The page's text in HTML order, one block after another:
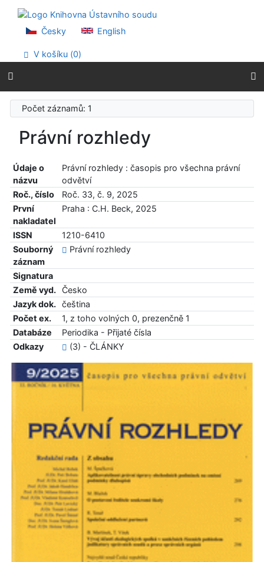
Přejít na menu
Prohlášení o webové přístupnosti
Česky English
V košíku (0)
Počet záznamů: 1
Právní rozhledy
Údaje o
názvu
Právní rozhledy : časopis pro všechna právní
odvětví
Roč., číslo
Roč. 33, č. 9, 2025
První
nakladatel
Praha : C.H. Beck, 2025
ISSN
1210-6410
Souborný
záznam
Právní rozhledy
Signatura
Země vyd.
Česko
Jazyk dok.
čeština
Počet ex.
1, z toho volných 0, prezenčně 1
Databáze
Periodika - Přijaté čísla
Odkazy
(3) - ČLÁNKY